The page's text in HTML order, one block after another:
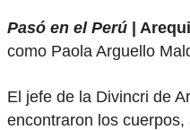
Pasó en el Perú |
como Paola Arguello
El jefe de la Divincri de
encontraron los